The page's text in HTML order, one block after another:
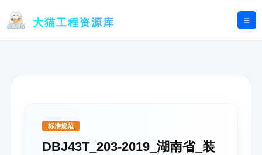
大猫工程资源库
标准规范
DBJ43T_203-2019_湖南省_装